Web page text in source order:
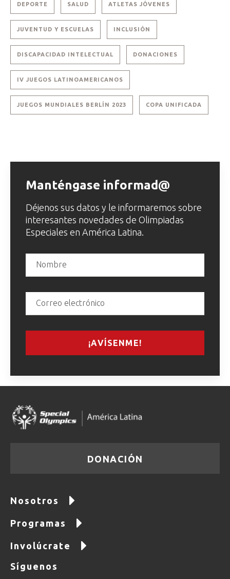
DEPORTE SALUD ATLETAS JÓVENES
JUVENTUD Y ESCUELAS INCLUSIÓN
DISCAPACIDAD INTELECTUAL DONACIONES
IV JUEGOS LATINOAMERICANOS
JUEGOS MUNDIALES BERLÍN 2023 COPA UNIFICADA
Manténgase informad@
Déjenos sus datos y le informaremos sobre
interesantes novedades de Olimpiadas
Especiales en América Latina.
¡AVÍSENME!
DONACIÓN
Nosotros
Programas
Involúcrate
Síguenos